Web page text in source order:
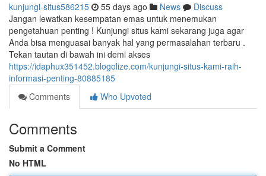
kunjungi-situs586215 55 days ago News
Discuss
Jangan lewatkan kesempatan emas untuk menemukan
pengetahuan penting ! Kunjungi situs kami sekarang juga agar
Anda bisa menguasai banyak hal yang permasalahan terbaru .
Tekan tautan di bawah ini demi akses
https://idaphux351452.blogolize.com/kunjungi-situs-kami-raih-
informasi-penting-80885185
Comments
Who Upvoted
Comments
Submit a Comment
No HTML